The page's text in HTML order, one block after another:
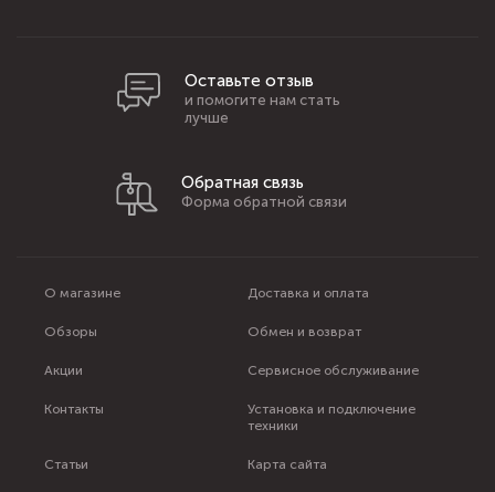
О магазине Доставка и оплата
Обзоры Обмен и возврат
Акции Сервисное обслуживание
Контакты
Установка и подключение
техники
Статьи Карта сайта
Оставьте отзыв
и помогите нам стать
лучше
Обратная связь
Форма обратной связи